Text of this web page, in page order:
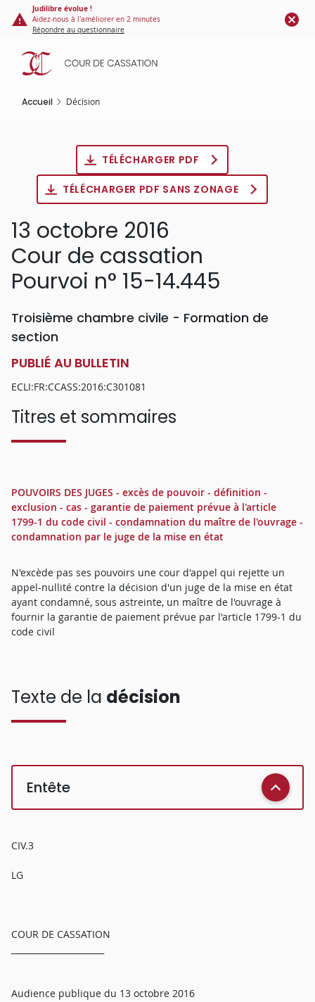
Panneau de gestion des cookies
contenu
principal
Judilibre évolue !
Aidez-nous à l'améliorer en 2 minutes
Répondre au questionnaire
Accueil Décision
TÉLÉCHARGER PDF
TÉLÉCHARGER PDF SANS ZONAGE
13 octobre 2016
Cour de cassation
Pourvoi n° 15-14.445
Troisième chambre civile - Formation de
section
PUBLIÉ AU BULLETIN
ECLI:FR:CCASS:2016:C301081
Titres et sommaires
POUVOIRS DES JUGES - excès de pouvoir - définition -
exclusion - cas - garantie de paiement prévue à l'article
1799-1 du code civil - condamnation du maître de l'ouvrage -
condamnation par le juge de la mise en état
N'excède pas ses pouvoirs une cour d'appel qui rejette un
appel-nullité contre la décision d'un juge de la mise en état
ayant condamné, sous astreinte, un maître de l'ouvrage à
fournir la garantie de paiement prévue par l'article 1799-1 du
code civil
Texte de la décision
Entête
CIV.3
LG
COUR DE CASSATION
Audience publique du 13 octobre 2016